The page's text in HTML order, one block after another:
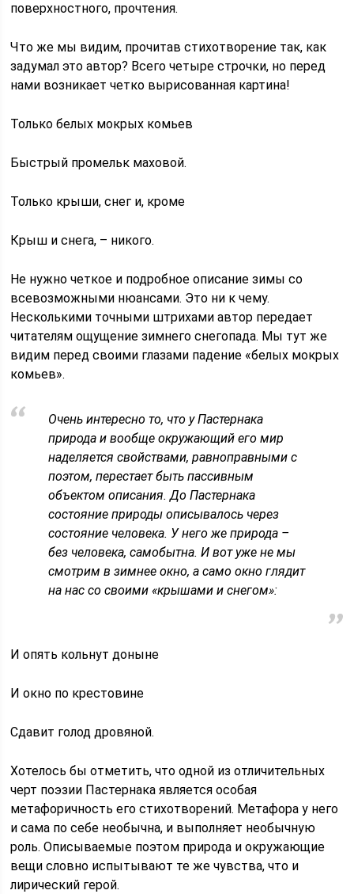
поверхностного, прочтения.
Что же мы видим, прочитав стихотворение так, как
задумал это автор? Всего четыре строчки, но перед
нами возникает четко вырисованная картина!
Только белых мокрых комьев
Быстрый промельк маховой.
Только крыши, снег и, кроме
Крыш и снега, – никого.
Не нужно четкое и подробное описание зимы со
всевозможными нюансами. Это ни к чему.
Несколькими точными штрихами автор передает
читателям ощущение зимнего снегопада. Мы тут же
видим перед своими глазами падение «белых мокрых
комьев».
Очень интересно то, что у Пастернака
природа и вообще окружающий его мир
наделяется свойствами, равноправными с
поэтом, перестает быть пассивным
объектом описания. До Пастернака
состояние природы описывалось через
состояние человека. У него же природа –
без человека, самобытна. И вот уже не мы
смотрим в зимнее окно, а само окно глядит
на нас со своими «крышами и снегом»:
И опять кольнут доныне
И окно по крестовине
Сдавит голод дровяной.
Хотелось бы отметить, что одной из отличительных
черт поэзии Пастернака является особая
метафоричность его стихотворений. Метафора у него
и сама по себе необычна, и выполняет необычную
роль. Описываемые поэтом природа и окружающие
вещи словно испытывают те же чувства, что и
лирический герой.